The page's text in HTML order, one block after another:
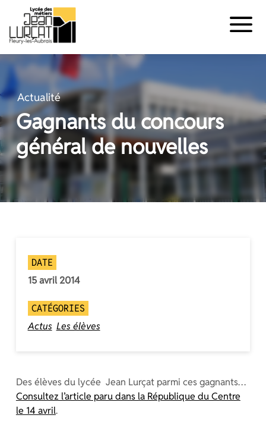
contenu
Actualité
Gagnants du concours
général de nouvelles
DATE
15 avril 2014
CATÉGORIES
Actus Les élèves
Des élèves du lycée Jean Lurçat parmi ces gagnants…
Consultez l’article paru dans la République du Centre
le 14 avril.
Panneau de gestion des cookies